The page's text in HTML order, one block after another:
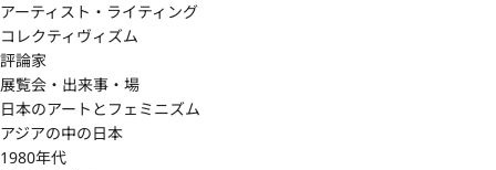
アーティスト・ライティング
コレクティヴィズム
評論家
展覧会・出来事・場
日本のアートとフェミニズム
アジアの中の日本
1980年代